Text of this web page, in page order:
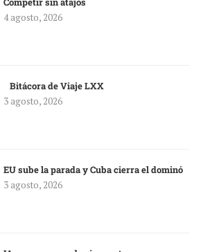
4 agosto, 2026
Bitácora de Viaje LXX
3 agosto, 2026
EU sube la parada y Cuba cierra el dominó
3 agosto, 2026